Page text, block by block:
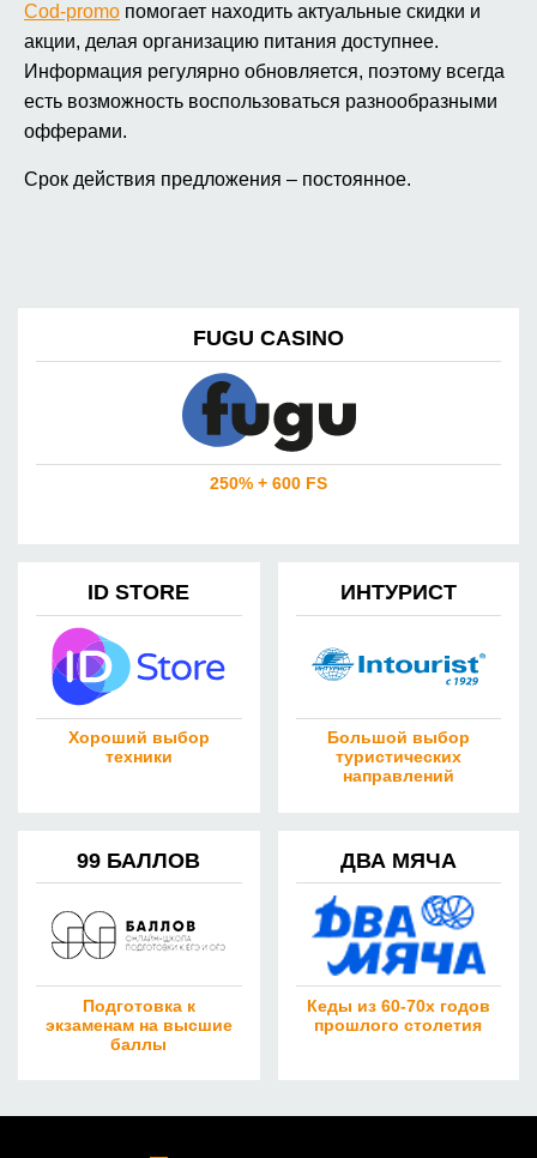
Cod-promo помогает находить актуальные скидки и
акции, делая организацию питания доступнее.
Информация регулярно обновляется, поэтому всегда
есть возможность воспользоваться разнообразными
офферами.
Срок действия предложения – постоянное.
FUGU CASINO
250% + 600 FS
ID STORE
Хороший выбор
техники
ИНТУРИСТ
Большой выбор
туристических
направлений
99 БАЛЛОВ
Подготовка к
экзаменам на высшие
баллы
ДВА МЯЧА
Кеды из 60-70х годов
прошлого столетия